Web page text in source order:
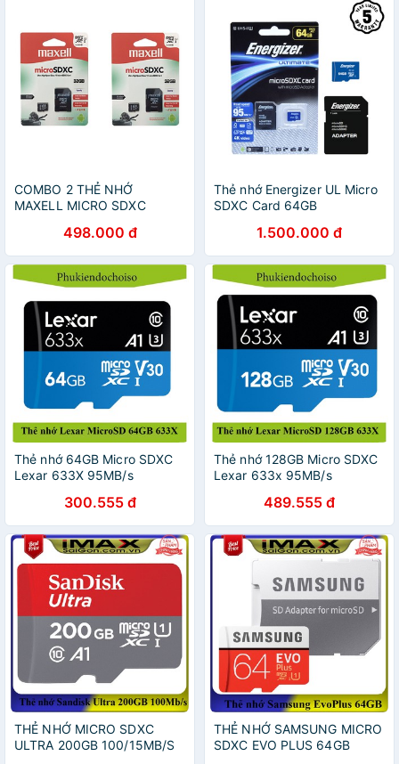
COMBO 2 THẺ NHỚ
MAXELL MICRO SDXC
498.000 đ
Thẻ nhớ Energizer UL Micro
SDXC Card 64GB
1.500.000 đ
Thẻ nhớ 64GB Micro SDXC
Lexar 633X 95MB/s
300.555 đ
Thẻ nhớ 128GB Micro SDXC
Lexar 633x 95MB/s
489.555 đ
THẺ NHỚ MICRO SDXC
ULTRA 200GB 100/15MB/S
THẺ NHỚ SAMSUNG MICRO
SDXC EVO PLUS 64GB